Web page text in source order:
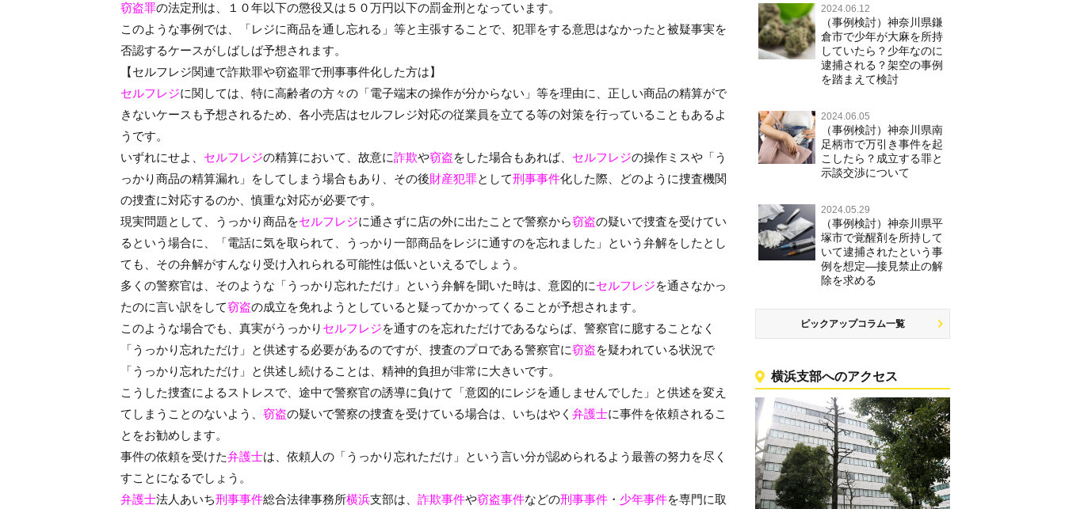
窃盗罪の法定刑は、１０年以下の懲役又は５０万円以下の罰金刑となっています。
このような事例では、「レジに商品を通し忘れる」等と主張することで、犯罪をする意思はなかったと被疑事実を
否認するケースがしばしば予想されます。
【セルフレジ関連で詐欺罪や窃盗罪で刑事事件化した方は】
セルフレジに関しては、特に高齢者の方々の「電子端末の操作が分からない」等を理由に、正しい商品の精算がで
きないケースも予想されるため、各小売店はセルフレジ対応の従業員を立てる等の対策を行っていることもあるよ
うです。
いずれにせよ、 セルフレジの精算において、故意に詐欺や窃盗をした場合もあれば、 セルフレジの操作ミスや「う
っかり商品の精算漏れ」をしてしまう場合もあり、その後財産犯罪として刑事事件化した際、どのように捜査機関
の捜査に対応するのか、慎重な対応が必要です。
現実問題として、うっかり商品をセルフレジに通さずに店の外に出たことで警察から窃盗の疑いで捜査を受けてい
るという場合に、「電話に気を取られて、うっかり一部商品をレジに通すのを忘れました」という弁解をしたとし
ても、その弁解がすんなり受け入れられる可能性は低いといえるでしょう。
多くの警察官は、そのような「うっかり忘れただけ」という弁解を聞いた時は、意図的にセルフレジを通さなかっ
たのに言い訳をして窃盗の成立を免れようとしていると疑ってかかってくることが予想されます。
このような場合でも、真実がうっかり セルフレジを通すのを忘れただけであるならば、警察官に臆することなく
「うっかり忘れただけ」と供述する必要があるのですが、捜査のプロである警察官に窃盗を疑われている状況で
「うっかり忘れただけ」と供述し続けることは、精神的負担が非常に大きいです。
こうした捜査によるストレスで、途中で警察官の誘導に負けて「意図的にレジを通しませんでした」と供述を変え
てしまうことのないよう、 窃盗の疑いで警察の捜査を受けている場合は、いちはやく 弁護士に事件を依頼されるこ
とをお勧めします。
事件の依頼を受けた弁護士は、依頼人の「うっかり忘れただけ」という言い分が認められるよう最善の努力を尽く
すことになるでしょう。
弁護士法人あいち刑事事件総合法律事務所横浜支部は、 詐欺事件や窃盗事件などの刑事事件 ・ 少年事件を専門に取
2024.06.12
（事例検討）神奈川県鎌
倉市で少年が大麻を所持
していたら？少年なのに
逮捕される？架空の事例
を踏まえて検討
2024.06.05
（事例検討）神奈川県南
足柄市で万引き事件を起
こしたら？成立する罪と
示談交渉について
2024.05.29
（事例検討）神奈川県平
塚市で覚醒剤を所持して
いて逮捕されたという事
例を想定―接見禁止の解
除を求める
ピックアップコラム一覧
横浜支部へのアクセス